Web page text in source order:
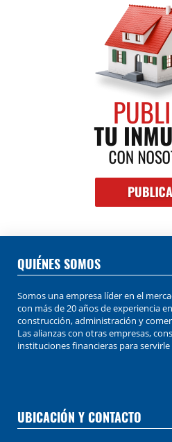
QUIÉNES SOMOS
Somos una empresa líder en el
con más de 20 años de experiencia
construcción, administración y
Las alianzas con otras empresas,
instituciones financieras para
UBICACIÓN Y CONTACTO